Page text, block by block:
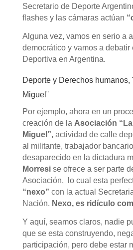
Secretario de Deporte
flashes y las cámaras actúan
Alguna vez, vamos en serio a
democrático y vamos a
Deportiva en Argentina.
Deporte y Derechos humanos,
Miguel¨
Por ejemplo, ahora en un
creación de la Asociación
Miguel”,actividad de calle
al militante, trabajador
desaparecido en la dictadura
Morresise ofrece a ser parte
Asociación, lo cual esta
“nexo” con la actual
Nación. Nexo, es ridículo
Y aquí, seamos claros, nadie
que se esta construyendo,
participación, pero debe estar